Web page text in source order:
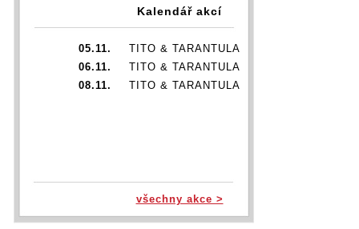
Kalendář akcí
05.11.
TITO & TARANTULA
06.11.
TITO & TARANTULA
08.11.
TITO & TARANTULA
všechny akce >